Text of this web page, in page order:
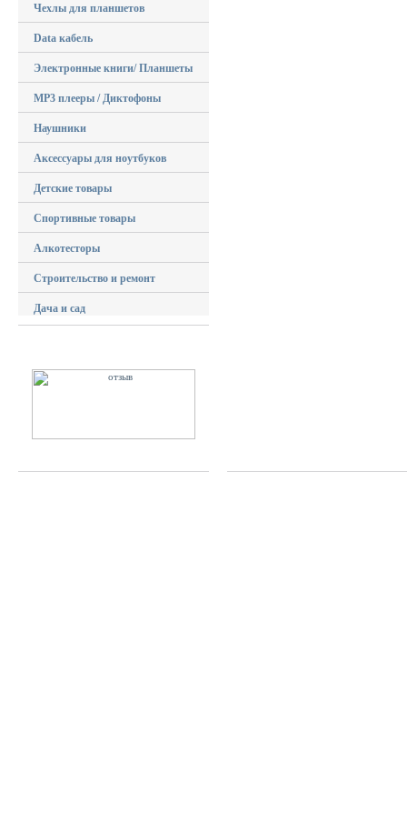
Чехлы для планшетов
Data кабель
Электронные книги/ Планшеты
MP3 плееры / Диктофоны
Наушники
Аксессуары для ноутбуков
Детские товары
Спортивные товары
Алкотесторы
Строительство и ремонт
Дача и сад